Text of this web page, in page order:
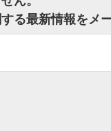
る最新情報をメ